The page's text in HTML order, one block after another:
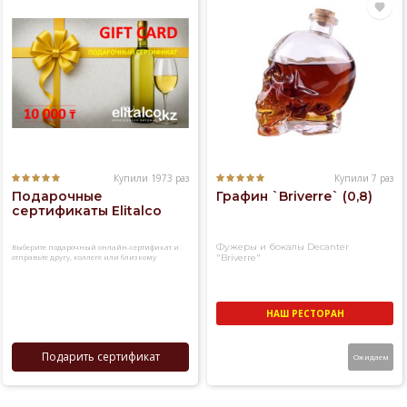
Купили 1973 раз
Подарочные
сертификаты Elitalco
Выберите подарочный онлайн-сертификат и
отправьте другу, коллеге или близкому
Подарить сертификат
Купили 7 раз
Графин `Briverre` (0,8)
Фужеры и бокалы Decanter
"Briverre"
НАШ РЕСТОРАН
Ожидаем